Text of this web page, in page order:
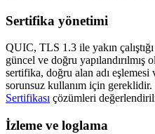
Sertifika yönetimi
QUIC, TLS 1.3 ile yakın
güncel ve doğru yapılandırılmış
sertifika, doğru alan adı eşlemesi
sorunsuz kullanım için
Sertifikası çözümleri
İzleme ve loglama